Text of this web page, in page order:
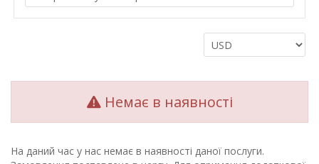
Немає в наявності
На даний час у нас немає в наявності даної послуги.